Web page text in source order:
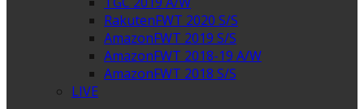
RakutenFWT 2020 S/S
AmazonFWT 2019 S/S
AmazonFWT 2018-19 A/W
AmazonFWT 2018 S/S
LIVE